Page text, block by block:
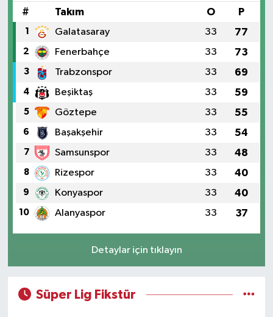
# Takım O P
1 Galatasaray 33 77
2 Fenerbahçe 33 73
3 Trabzonspor 33 69
4 Beşiktaş 33 59
5 Göztepe 33 55
6 Başakşehir 33 54
7 Samsunspor 33 48
8 Rizespor 33 40
9 Konyaspor 33 40
10 Alanyaspor 33 37
Detaylar için tıklayın
Süper Lig Fikstür